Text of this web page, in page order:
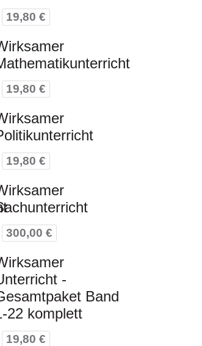
19,80 €
19,80 €
19,80 €
300,00 €
-
Band
22 komplett
19,80 €